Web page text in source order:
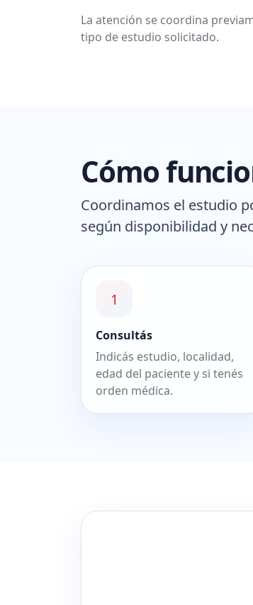
La atención se coordina
tipo de estudio solicitado.
Cómo
Coordinamos el estudio
según disponibilidad y
1
Consultás
Indicás estudio, localidad,
edad del paciente y si tenés
orden médica.